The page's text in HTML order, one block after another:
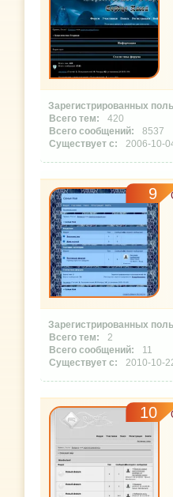
420
8537
2006-10-
9
2
11
2010-10-
10